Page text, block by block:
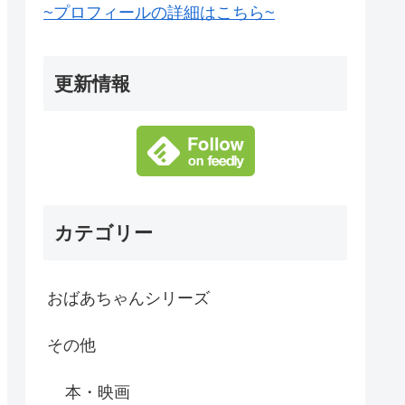
~プロフィールの詳細はこちら~
更新情報
カテゴリー
おばあちゃんシリーズ
その他
本・映画